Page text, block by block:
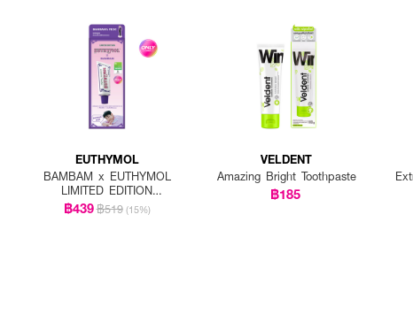
EUTHYMOL
BAMBAM x EUTHYMOL
LIMITED EDITION
Whitening Special Set
(Toothpaste 106g
฿439฿519 (15%)
VELDENT
Amazing Bright Toothpaste
฿185